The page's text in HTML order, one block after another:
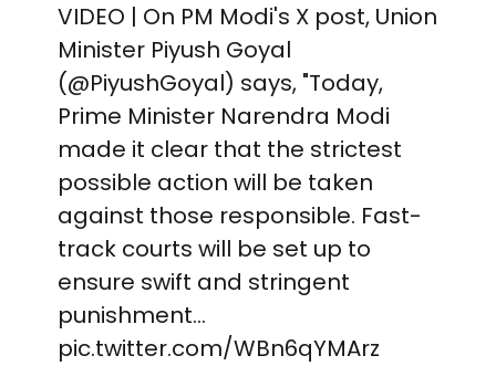
VIDEO | On PM Modi's X post, Union
Minister Piyush Goyal
(@PiyushGoyal) says, "Today,
Prime Minister Narendra Modi
made it clear that the strictest
possible action will be taken
against those responsible. Fast-
track courts will be set up to
ensure swift and stringent
punishment…
pic.twitter.com/WBn6qYMArz